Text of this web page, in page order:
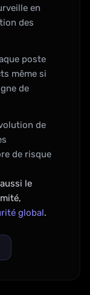
en
des
poste
même si
de
de
de risque
le
global.